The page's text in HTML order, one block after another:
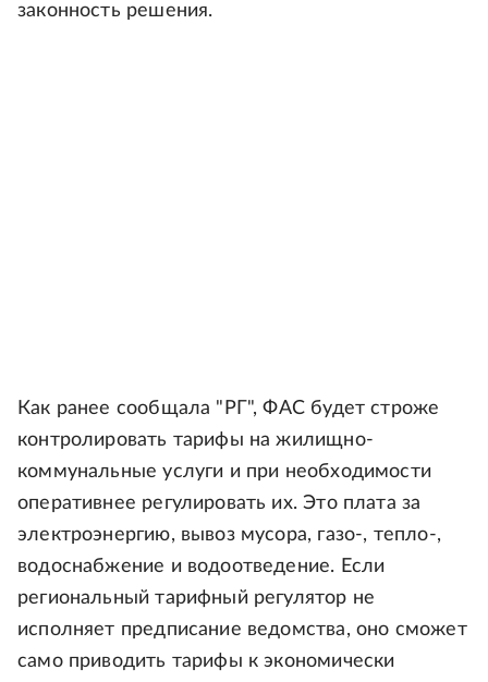
законность решения.
Как ранее сообщала "РГ", ФАС будет строже
контролировать тарифы на жилищно-
коммунальные услуги и при необходимости
оперативнее регулировать их. Это плата за
электроэнергию, вывоз мусора, газо-, тепло-,
водоснабжение и водоотведение. Если
региональный тарифный регулятор не
исполняет предписание ведомства, оно сможет
само приводить тарифы к экономически